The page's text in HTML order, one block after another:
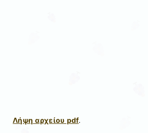
Λήψη αρχείου pdf.